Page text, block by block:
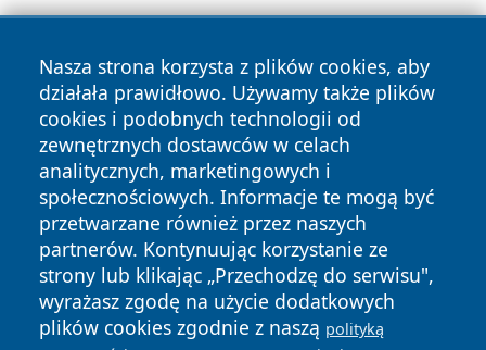
Nasza strona korzysta z plików cookies, aby
działała prawidłowo. Używamy także plików
cookies i podobnych technologii od
zewnętrznych dostawców w celach
analitycznych, marketingowych i
społecznościowych. Informacje te mogą być
przetwarzane również przez naszych
partnerów. Kontynuując korzystanie ze
strony lub klikając „Przechodzę do serwisu",
wyrażasz zgodę na użycie dodatkowych
plików cookies zgodnie z naszą polityką
Copyright © 2026 olkuszonline.pl Wszystkie prawa
zastrzeżone.
News Autorzy
Polityka
Prywatności
Polityka
Cookies